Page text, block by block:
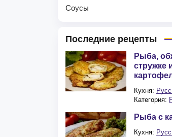
Соусы
Последние рецепты
Рыба,
стружке
Кухня:
Категория:
Рыба с
Кухня: